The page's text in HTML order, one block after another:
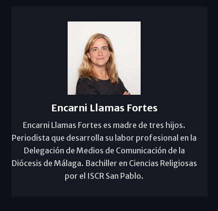
Encarni Llamas Fortes
Encarni Llamas Fortes es madre de tres hijos.
Periodista que desarrolla su labor profesional en la
Delegación de Medios de Comunicación de la
Diócesis de Málaga. Bachiller en Ciencias Religiosas
por el ISCR San Pablo.